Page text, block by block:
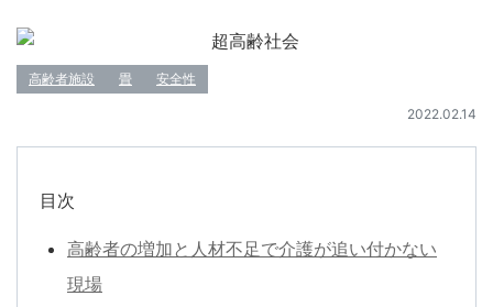
高齢者施設 畳 安全性
2022.02.14
目次
高齢者の増加と人材不足で介護が追い付かない
現場